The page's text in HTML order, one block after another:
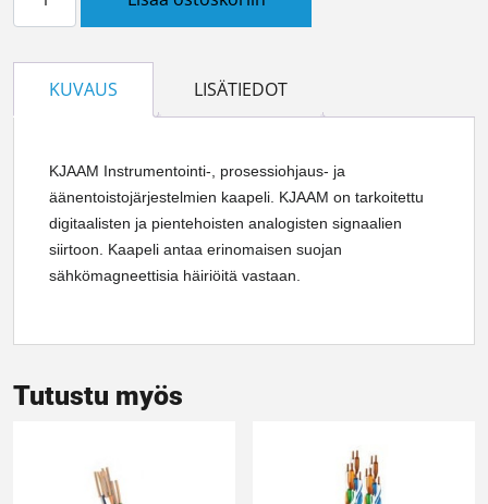
KUVAUS LISÄTIEDOT
KJAAM Instrumentointi-, prosessiohjaus- ja
äänentoistojärjestelmien kaapeli. KJAAM on tarkoitettu
digitaalisten ja pientehoisten analogisten signaalien
siirtoon. Kaapeli antaa erinomaisen suojan
sähkömagneettisia häiriöitä vastaan.
Tutustu myös